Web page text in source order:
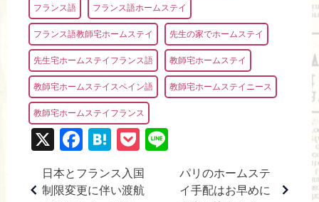
フランス語 フランス語ホームステイ
フランス語教師宅ホームステイ 先生の家でホームステイ
先生宅ホームステイフランス語 教師宅ホームステイ
教師宅ホームステイスペイン語 教師宅ホームステイニース
教師宅ホームステイフランス
X F
a
c
H
at
e
P
o
ck e
日本とフランス入国
制限変更に伴い渡航
パリのホームステ
イ手配はお早めに